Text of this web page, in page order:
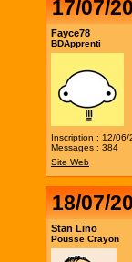
17/07/
Fayce78
BDApprenti
Inscription : 12/06/
Messages : 384
Site Web
18/07/
Stan Lino
Pousse Crayon